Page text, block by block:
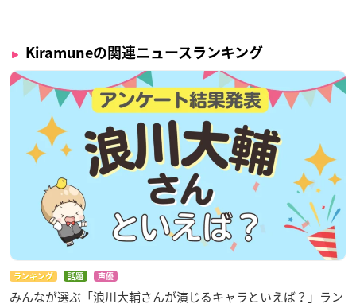
Kiramuneの関連ニュースランキング
ランキング 話題 声優
みんなが選ぶ「浪川大輔さんが演じるキャラといえば？」ラン